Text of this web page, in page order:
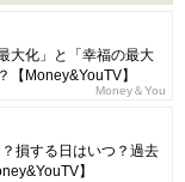
大化」と「幸福の最大
【Money&YouTV】
Money＆You
損する日はいつ？過去
】